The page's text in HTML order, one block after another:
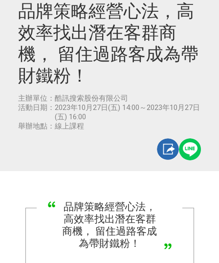
品牌策略經營心法，高
效率找出潛在客群商
機， 留住過路客成為帶
財鐵粉！
主辦單位： 酷訊搜索股份有限公司
活動日期： 2023年10月27日(五) 14:00～2023年10月27日
(五) 16:00
舉辦地點： 線上課程
品牌策略經營心法，
高效率找出潛在客群
商機， 留住過路客成
為帶財鐵粉！